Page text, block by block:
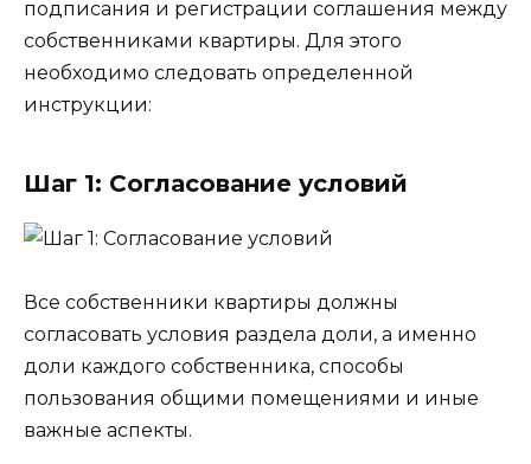
подписания и регистрации соглашения между
собственниками квартиры. Для этого
необходимо следовать определенной
инструкции:
Шаг 1: Согласование условий
Все собственники квартиры должны
согласовать условия раздела доли, а именно
доли каждого собственника, способы
пользования общими помещениями и иные
важные аспекты.